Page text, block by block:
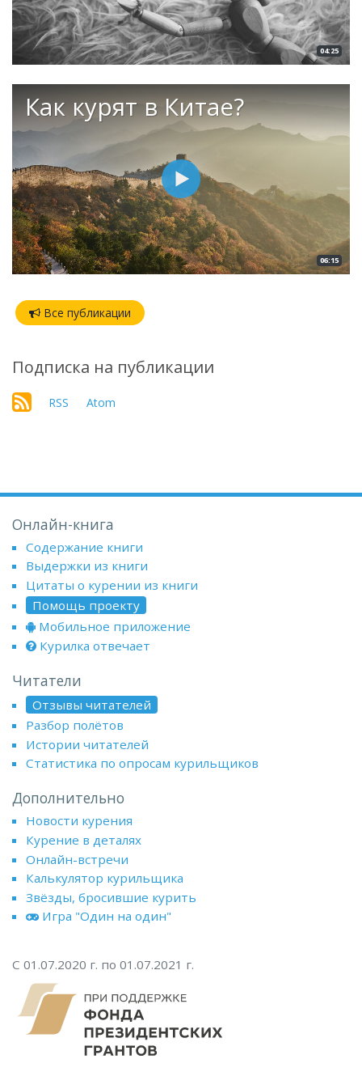
04:25
Как курят в Китае?
06:15
Все публикации
Подписка на публикации
RSS Atom
Онлайн-книга
Содержание книги
Выдержки из книги
Цитаты о курении из книги
Помощь проекту
Мобильное приложение
Курилка отвечает
Читатели
Отзывы читателей
Разбор полётов
Истории читателей
Статистика по опросам курильщиков
Дополнительно
Новости курения
Курение в деталях
Онлайн-встречи
Калькулятор курильщика
Звёзды, бросившие курить
Игра "Один на один"
С 01.07.2020 г. по 01.07.2021 г.